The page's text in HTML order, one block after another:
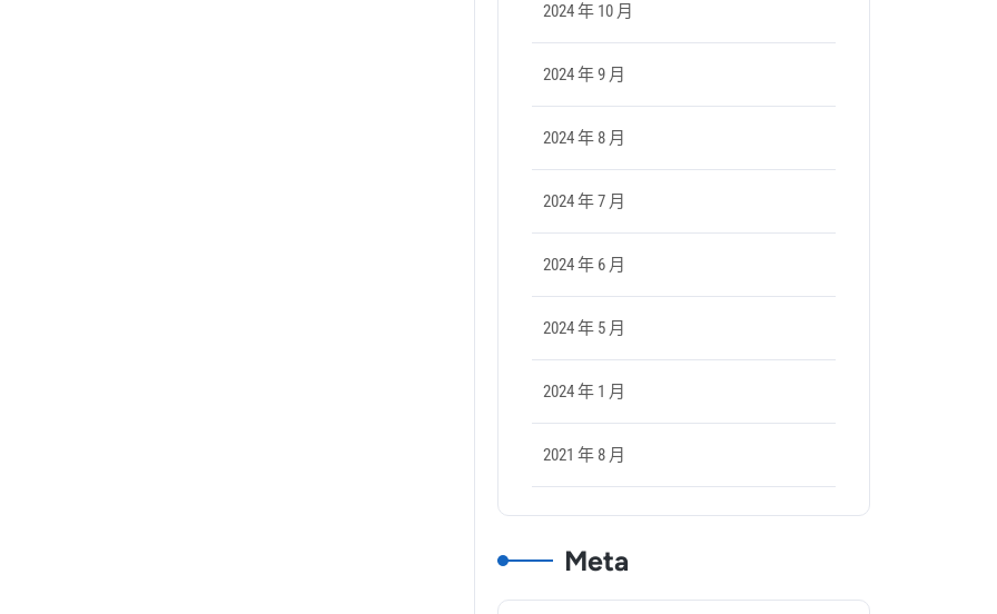
2024 年 10 月
2024 年 9 月
2024 年 8 月
2024 年 7 月
2024 年 6 月
2024 年 5 月
2024 年 1 月
2021 年 8 月
Meta